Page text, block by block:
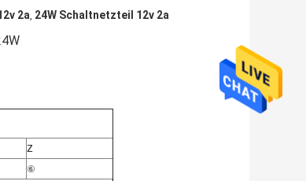
2a, 24W Schaltnetzteil 12v 2a
z
⑥